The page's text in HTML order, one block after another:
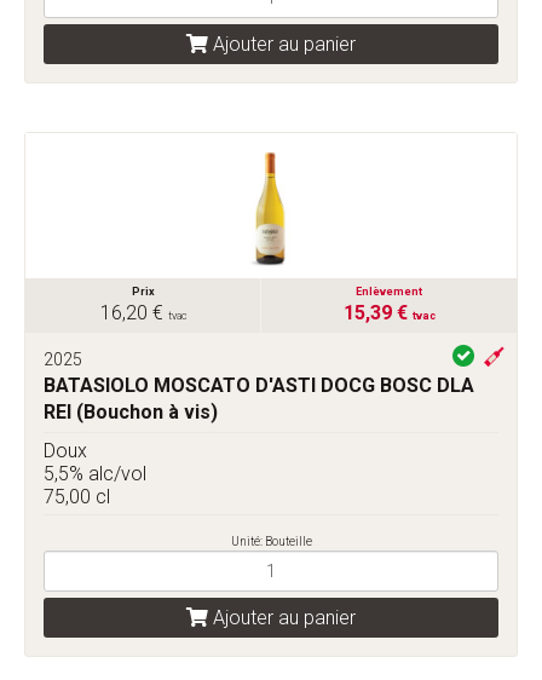
Ajouter au panier
Prix
16,20 € tvac
Enlèvement
15,39 € tvac
2025
BATASIOLO MOSCATO D'ASTI DOCG BOSC DLA
REI (Bouchon à vis)
Doux
5,5% alc/vol
75,00 cl
Unité: Bouteille
Ajouter au panier